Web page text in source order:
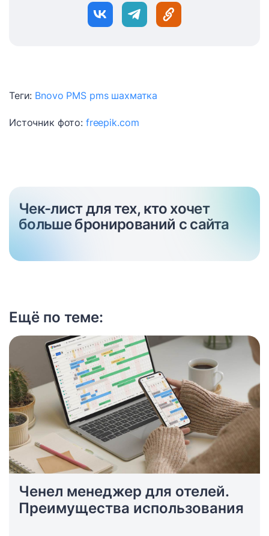
Теги: Bnovo PMS pms шахматка
Источник фото: freepik.com
Чек-лист для тех, кто хочет
больше бронирований с сайта
Ещё по теме:
Ченел менеджер для отелей.
Преимущества использования